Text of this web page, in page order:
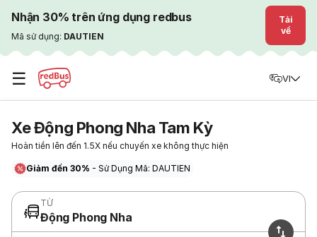
Nhận 30% trên ứng dụng redbus
Mã sử dụng: DAUTIEN
Tải
về
☰ VI
Xe Động Phong Nha Tam Kỳ
Hoàn tiền lên đến 1.5X nếu chuyến xe không thực hiện
Giảm đến 30% - Sử Dụng Mã: DAUTIEN
TỪ
Động Phong Nha